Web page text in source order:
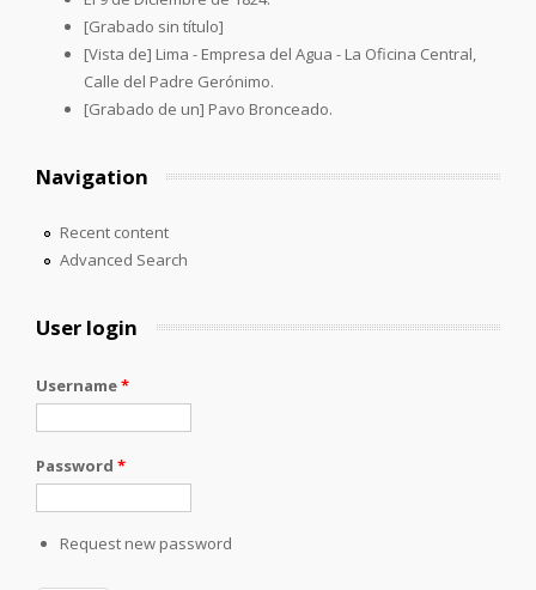
[Grabado sin título]
[Vista de] Lima - Empresa del Agua - La Oficina Central,
Calle del Padre Gerónimo.
[Grabado de un] Pavo Bronceado.
Navigation
Recent content
Advanced Search
User login
Username*
Password *
Request new password